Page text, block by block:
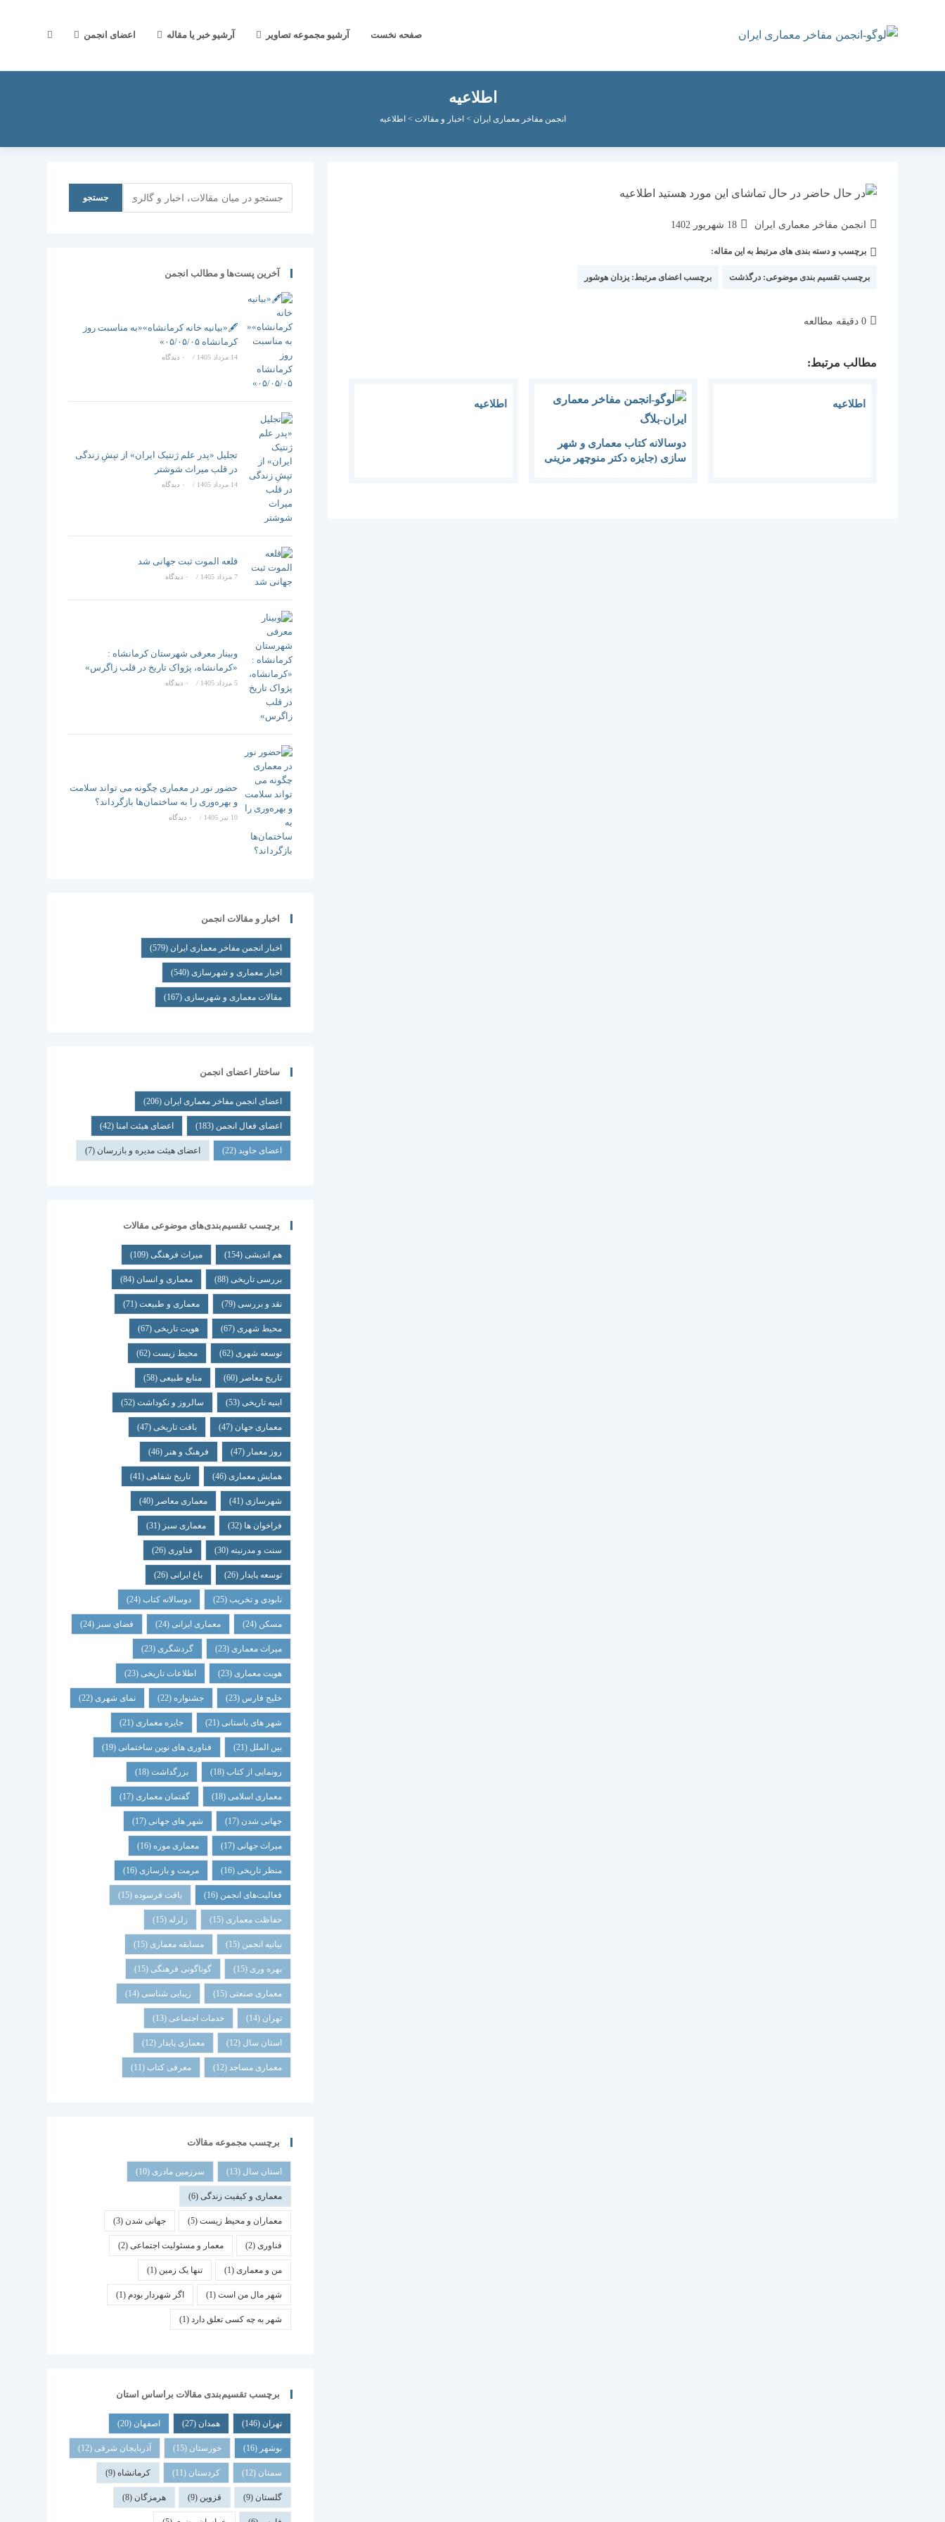
صفحه نخست آرشیو مجموعه تصاویر آرشیو خبر یا مقاله اعضای انجمن جستجوی
اطلاعیه
انجمن مفاخر معماری ایران > اخبار و مقالات > اطلاعیه
نویسندهٔ
انجمن مفاخر معماری ایران
نوشته
شده
18 شهریور 1402
دسته‌برچسب و دسته بندی های مرتبط به این مقاله:
برچسب تقسیم بندی موضوعی:درگذشت برچسب اعضای مرتبط:یزدان هوشور
زمان
0 دقیقه مطالعه
مطالب مرتبط:
اطلاعیه
دوسالانه کتاب معماری و شهر
سازی (جایزه دکتر منوچهر مزینی
اطلاعیه
جستجو
آخرین پست‌ها و مطالب انجمن
🖋️«بیانیه خانه کرمانشاه»«به مناسبت روز
کرمانشاه ۰۵/۰۵/۰۵»
14 مرداد 1405 / ۰ دیدگاه
تجلیل «پدر علم ژنتیک ایران» از تپشِ زندگی
در قلب میراث شوشتر
14 مرداد 1405 / ۰ دیدگاه
قلعه الموت ثبت جهانی شد
7 مرداد 1405 / ۰ دیدگاه
وبینار معرفی شهرستان کرمانشاه :
«کرمانشاه، پژواک تاریخ در قلب زاگرس»
5 مرداد 1405 / ۰ دیدگاه
حضور نور در معماری چگونه می تواند سلامت
و بهره‌وری را به ساختمان‌ها بازگرداند؟
10 تیر 1405 / ۰ دیدگاه
اخبار و مقالات انجمن
اخبار انجمن مفاخر معماری ایران (579)
اخبار معماری و شهرسازی(540)
مقالات معماری و شهرسازی(167)
ساختار اعضای انجمن
اعضای انجمن مفاخر معماری ایران (206)
اعضای فعال انجمن (183) اعضای هیئت امنا (42)
اعضای جاوید(22) اعضای هیئت مدیره و بازرسان (7)
برچسب تقسیم‌بندی‌های موضوعی مقالات
هم اندیشی(154) میراث فرهنگی(109)
بررسی تاریخی(88) معماری و انسان (84)
نقد و بررسی(79) معماری و طبیعت(71)
محیط شهری(67) هویت تاریخی(67)
توسعه شهری(62) محیط زیست(62)
تاریخ معاصر (60) منابع طبیعی(58)
ابنیه تاریخی(53) سالروز و نکوداشت(52)
معماری جهان (47) بافت تاریخی(47)
روز معمار (47) فرهنگ و هنر (46)
همایش معماری(46) تاریخ شفاهی(41)
شهرسازی(41) معماری معاصر (40)
فراخوان ها (32) معماری سبز (31)
سنت و مدرنیته (30) فناوری(26)
توسعه پایدار (26) باغ ایرانی(26)
نابودی و تخریب(25) دوسالانه کتاب(24)
مسکن (24) معماری ایرانی(24) فضای سبز (24)
میراث معماری(23) گردشگری(23)
هویت معماری(23) اطلاعات تاریخی(23)
خلیج فارس (23) جشنواره (22) نمای شهری(22)
شهر های باستانی(21) جایزه معماری(21)
بین الملل (21) فناوری های نوین ساختمانی(19)
رونمایی از کتاب(18) بزرگداشت(18)
معماری اسلامی(18) گفتمان معماری(17)
جهانی شدن (17) شهر های جهانی(17)
میراث جهانی(17) معماری موزه (16)
منظر تاریخی(16) مرمت و بازسازی(16)
فعالیت‌های انجمن (16) بافت فرسوده (15)
حفاظت معماری (15) زلزله (15)
بیانیه انجمن (15) مسابقه معماری (15)
بهره وری (15) گوناگونی فرهنگی (15)
معماری صنعتی (15) زیبایی شناسی (14)
تهران (14) خدمات اجتماعی (13)
استان سال (12) معماری پایدار (12)
معماری مساجد(12) معرفی کتاب (11)
برچسب مجموعه مقالات
استان سال (13) سرزمین مادری (10)
معماری و کیفیت زندگی(6)
معماران و محیط زیست(5) جهانی شدن (3)
فناوری(2) معمار و مسئولیت اجتماعی(2)
من و معماری(1) تنها یک زمین (1)
شهر مال من است(1) اگر شهردار بودم (1)
شهر به چه کسی تعلق دارد(1)
برچسب تقسیم‌بندی مقالات براساس استان
تهران (146) همدان (27) اصفهان (20)
بوشهر (16) خوزستان (15) آذربایجان شرقی (12)
سمنان (12) کردستان (11) کرمانشاه(9)
گلستان (9) قزوین (9) هرمزگان (8)